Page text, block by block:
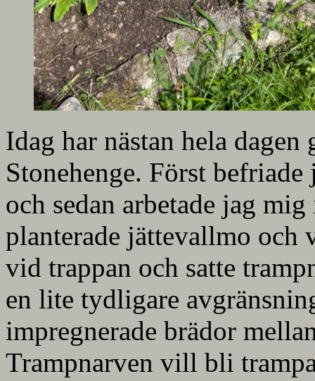
Idag har nästan hela
Stonehenge. Först
och sedan arbetade jag
planterade jättevallmo och
vid trappan och satte
en lite tydligare
impregnerade brädor
Trampnarven vill bli